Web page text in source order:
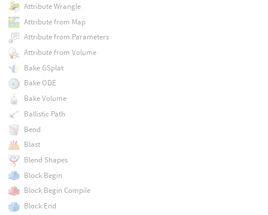
Attribute Wrangle
Attribute from Map
Attribute from Parameters
Attribute from Volume
Bake GSplat
Bake ODE
Bake Volume
Ballistic Path
Bend
Blast
Blend Shapes
Block Begin
Block Begin Compile
Block End